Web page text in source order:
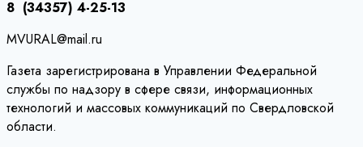
8 (34357) 4-25-13
MVURAL@mail.ru
Газета зарегистрирована в Управлении Федеральной
службы по надзору в сфере связи, информационных
технологий и массовых коммуникаций по Свердловской
области.